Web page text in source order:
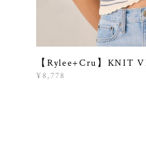
【Rylee+Cru】KNIT
¥8,778